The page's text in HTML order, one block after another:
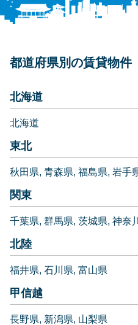
都道府県別の賃貸物件
北海道
北海道
東北
秋田県 青森県 福島県 岩手
関東
千葉県 群馬県 茨城県 神奈
北陸
福井県 石川県 富山県
甲信越
長野県 新潟県 山梨県